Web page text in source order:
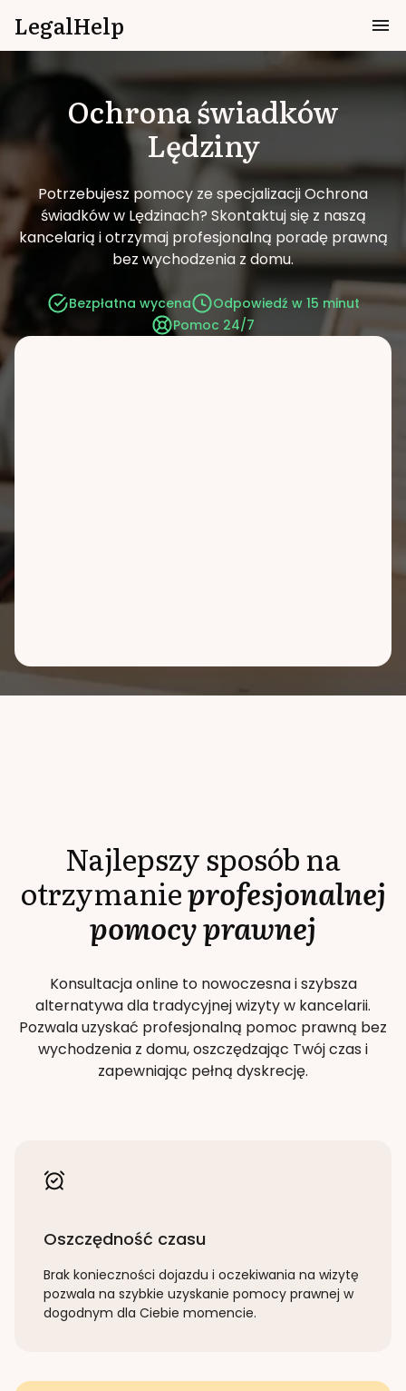
LegalHelp
Ochrona świadków
Lędziny
Potrzebujesz pomocy ze specjalizacji Ochrona
świadków w Lędzinach? Skontaktuj się z naszą
kancelarią i otrzymaj profesjonalną poradę prawną
bez wychodzenia z domu.
Bezpłatna wycena
Odpowiedź w 15 minut
Pomoc 24/7
Najlepszy sposób na
otrzymanieprofesjonalnej
pomocy prawnej
Konsultacja online to nowoczesna i szybsza
alternatywa dla tradycyjnej wizyty w kancelarii.
Pozwala uzyskać profesjonalną pomoc prawną bez
wychodzenia z domu, oszczędzając Twój czas i
zapewniając pełną dyskrecję.
Oszczędność czasu
Brak konieczności dojazdu i oczekiwania na wizytę
pozwala na szybkie uzyskanie pomocy prawnej w
dogodnym dla Ciebie momencie.